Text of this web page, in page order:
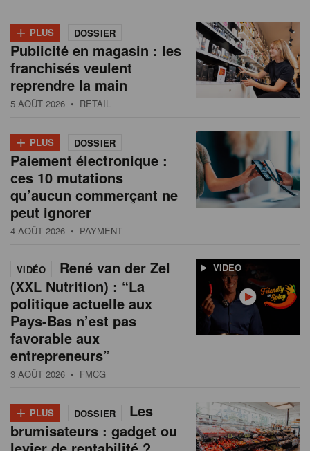
+ PLUS DOSSIER
Publicité en magasin : les
franchisés veulent
reprendre la main
5 AOÛT 2026 • RETAIL
+ PLUS DOSSIER
Paiement électronique :
ces 10 mutations
qu’aucun commerçant ne
peut ignorer
4 AOÛT 2026 • PAYMENT
VIDEO
VIDÉO
René van der Zel
(XXL Nutrition) : “La
politique actuelle aux
Pays-Bas n’est pas
favorable aux
entrepreneurs”
3 AOÛT 2026 • FMCG
+ PLUS DOSSIER
Les
brumisateurs : gadget ou